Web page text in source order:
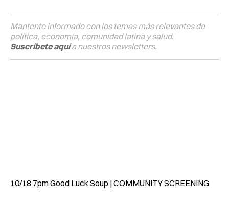
Mantente informado con los temas más relevantes de
política, economía, comunidad latina y salud.
Suscríbete aquía nuestros newsletters.
10/18 7pm Good Luck Soup | COMMUNITY SCREENING